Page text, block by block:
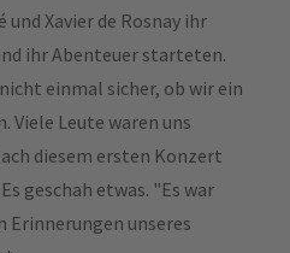
und Xavier de Rosnay ihr
ihr Abenteuer starteten.
nicht einmal sicher, ob wir ein
Viele Leute waren uns
diesem ersten Konzert
geschah etwas. "Es war
Erinnerungen unseres